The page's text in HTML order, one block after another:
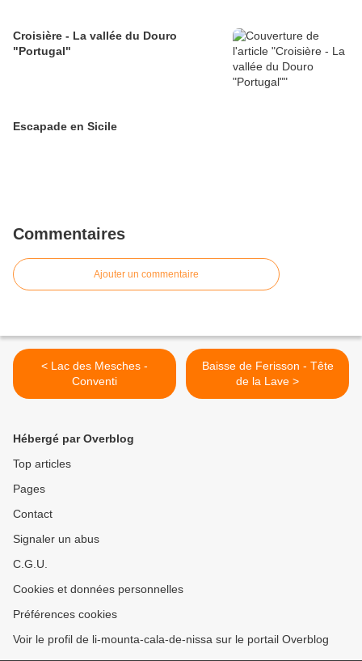
Croisière - La vallée du Douro
"Portugal"
Escapade en Sicile
Commentaires
Ajouter un commentaire
< Lac des Mesches -
Conventi
Baisse de Ferisson - Tête
de la Lave >
Hébergé par Overblog
Top articles
Pages
Contact
Signaler un abus
C.G.U.
Cookies et données personnelles
Préférences cookies
Voir le profil de li-mounta-cala-de-nissa sur le portail Overblog